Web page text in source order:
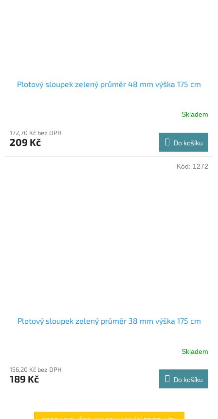
Plotový sloupek zelený průměr 48 mm výška 175 cm
Skladem
172,70 Kč bez DPH
209 Kč Do košíku
Plotový sloupek zelený průměr 38 mm výška 175 cm
Skladem
156,20 Kč bez DPH
189 Kč Do košíku
Kód: 1272